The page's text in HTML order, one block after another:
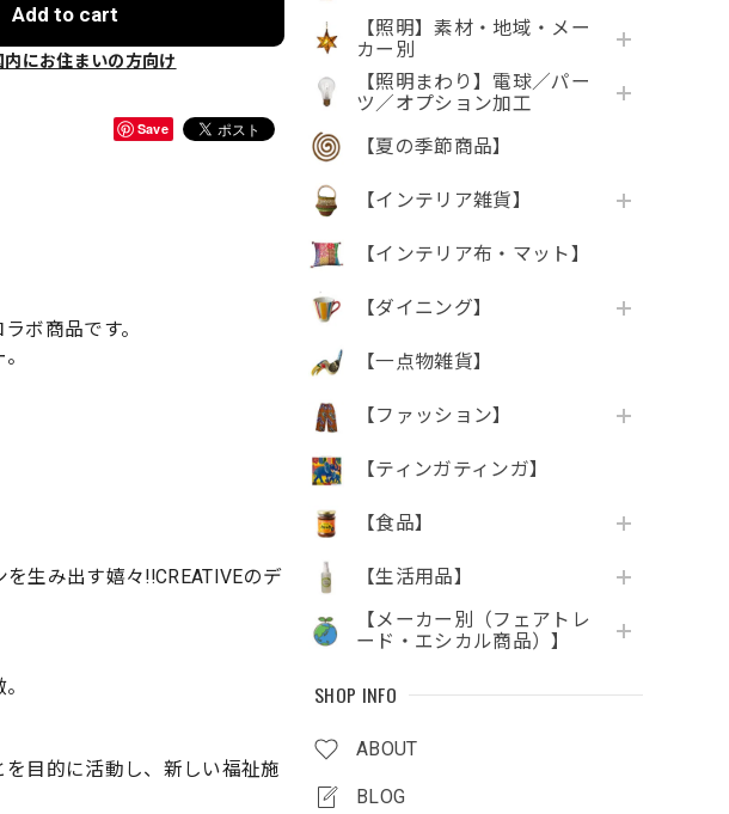
【照明】素材・地域・メー
カー別
【照明まわり】電球／パー
ツ／オプション加工
【夏の季節商品】
【インテリア雑貨】
【インテリア布・マット】
【ダイニング】
【一点物雑貨】
【ファッション】
【ティンガティンガ】
【食品】
【生活用品】
【メーカー別（フェアトレ
ード・エシカル商品）】
SHOP INFO
ABOUT
BLOG
Add to cart
内にお住まいの方向け
Save
ボ商品です。
生み出す嬉々!!CREATIVEのデ
目的に活動し、新しい福祉施